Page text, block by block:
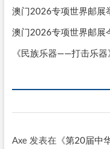
澳门2026专项世界邮展
澳门2026专项世界邮展
《民族乐器——打击乐
Axe发表在《第20届中